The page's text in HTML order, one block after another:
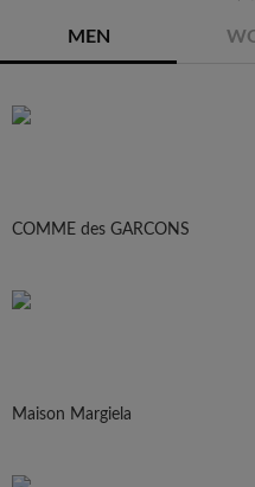
MEN
COMME des GARCONS
Maison Margiela